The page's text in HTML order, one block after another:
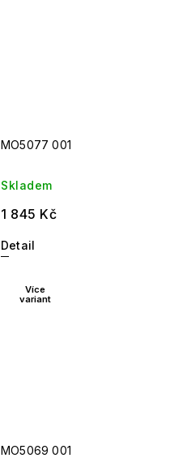
MO5077 001
Skladem
1 845 Kč
Detail
Více
variant
MO5069 001